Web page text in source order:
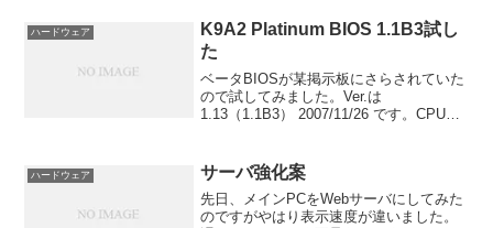
ハードウェア
K9A2 Platinum BIOS 1.1B3試し
た
ベータBIOSが某掲示板にさらされていた
ので試してみました。Ver.は
1.13（1.1B3） 2007/11/26 です。CPU
ました。200-2600MHz...
ハードウェア サーバ強化案
先日、メインPCをWebサーバにしてみた
のですがやはり表示速度が違いました。